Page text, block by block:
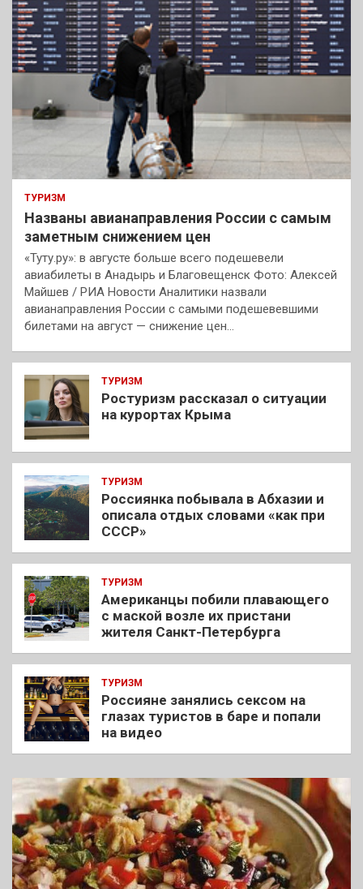
ТУРИЗМ
Названы авианаправления России с самым
заметным снижением цен
«Туту.ру»: в августе больше всего подешевели
авиабилеты в Анадырь и Благовещенск Фото: Алексей
Майшев / РИА Новости Аналитики назвали
авианаправления России с самыми подешевевшими
билетами на август — снижение цен…
ТУРИЗМ
Ростуризм рассказал о ситуации
на курортах Крыма
ТУРИЗМ
Россиянка побывала в Абхазии и
описала отдых словами «как при
СССР»
ТУРИЗМ
Американцы побили плавающего
с маской возле их пристани
жителя Санкт-Петербурга
ТУРИЗМ
Россияне занялись сексом на
глазах туристов в баре и попали
на видео